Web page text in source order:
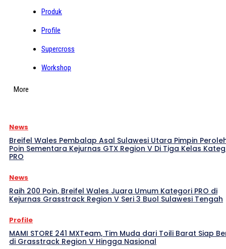
Produk
Profile
Supercross
Workshop
More
News
Breifel Wales Pembalap Asal Sulawesi Utara Pimpin
Poin Sementara Kejurnas GTX Region V Di Tiga Kelas
PRO
News
Raih 200 Poin, Breifel Wales Juara Umum Kategori PRO di
Kejurnas Grasstrack Region V Seri 3 Buol Sulawesi Tengah
Profile
MAMI STORE 241 MXTeam, Tim Muda dari Toili Barat Siap
di Grasstrack Region V Hingga Nasional